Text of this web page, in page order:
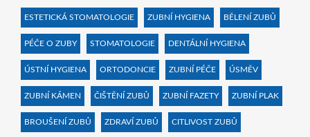
ESTETICKÁ STOMATOLOGIE ZUBNÍ HYGIENA BĚLENÍ ZUBŮ
PÉČE O ZUBY STOMATOLOGIE DENTÁLNÍ HYGIENA
ÚSTNÍ HYGIENA ORTODONCIE ZUBNÍ PÉČE ÚSMĚV
ZUBNÍ KÁMEN ČIŠTĚNÍ ZUBŮ ZUBNÍ FAZETY ZUBNÍ PLAK
BROUŠENÍ ZUBŮ ZDRAVÍ ZUBŮ CITLIVOST ZUBŮ